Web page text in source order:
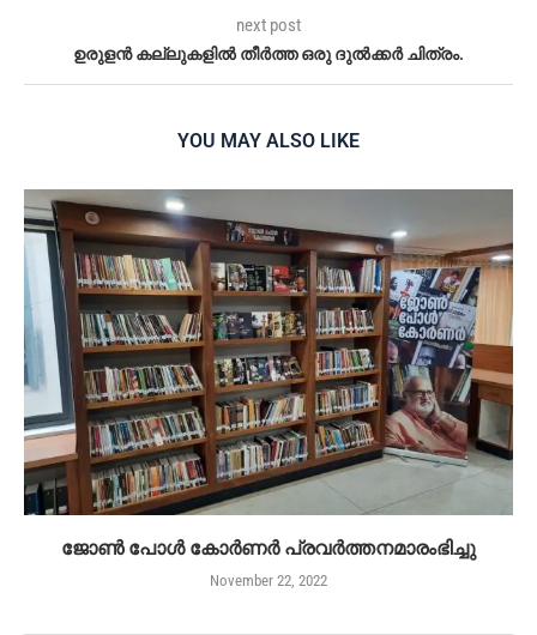
next post
ഉരുളന്‍ കല്ലുകളിൽ തീർത്ത ഒരു ദുൽക്കർ ചിത്രം.
YOU MAY ALSO LIKE
ജോൺ പോൾ കോർണർ പ്രവർത്തനമാരംഭിച്ചു
November 22, 2022